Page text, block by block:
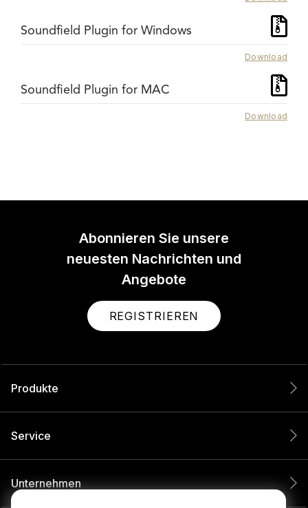
Soundfield Plugin for Windows
Download
Soundfield Plugin for MAC
Download
Abonnieren Sie unsere
neuesten Nachrichten und
Angebote
REGISTRIEREN
Produkte
Service
Unternehmen